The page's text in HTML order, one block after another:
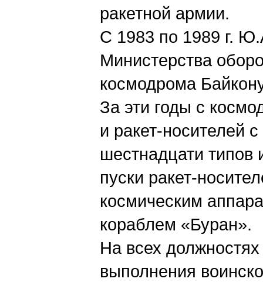
ракетной армии.
С 1983 по 1989 г.
Министерства
космодрома
За эти годы с
и ракет-носителей
шестнадцати
пуски ракет-
космическим
кораблем «Буран».
На всех
выполнения